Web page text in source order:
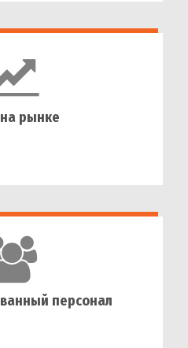
рынке
персонал